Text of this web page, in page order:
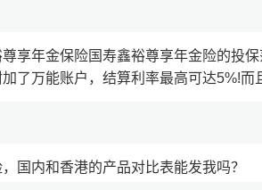
享年金保险国寿鑫裕尊享年金险的投
了万能账户，结算利率最高可达5%!而
国内和香港的产品对比表能发我吗？